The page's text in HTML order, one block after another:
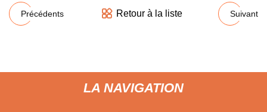
Précédents Retour à la liste Suivant
LA NAVIGATION